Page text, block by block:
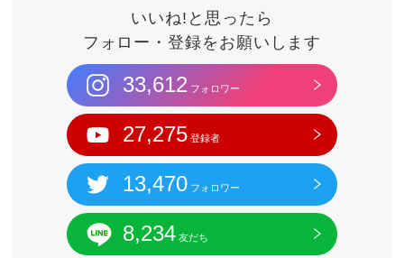
いいね!と思ったら
フォロー・登録をお願いします
33,612 フォロワー
27,275 登録者
13,470 フォロワー
8,234 友だち